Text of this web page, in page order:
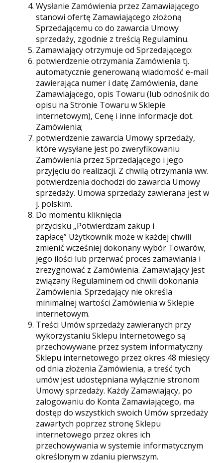
Wysłanie Zamówienia przez Zamawiającego
stanowi ofertę Zamawiającego złożoną
Sprzedającemu co do zawarcia Umowy
sprzedaży, zgodnie z treścią Regulaminu.
Zamawiający otrzymuje od Sprzedającego:
potwierdzenie otrzymania Zamówienia tj.
automatycznie generowaną wiadomość e-mail
zawierająca numer i datę Zamówienia, dane
Zamawiającego, opis Towaru (lub odnośnik do
opisu na Stronie Towaru w Sklepie
internetowym), Cenę i inne informacje dot.
Zamówienia;
potwierdzenie zawarcia Umowy sprzedaży,
które wysyłane jest po zweryfikowaniu
Zamówienia przez Sprzedającego i jego
przyjęciu do realizacji. Z chwilą otrzymania ww.
potwierdzenia dochodzi do zawarcia Umowy
sprzedaży. Umowa sprzedaży zawierana jest w
j. polskim.
Do momentu kliknięcia
przycisku „Potwierdzam zakup i
zapłacę” Użytkownik może w każdej chwili
zmienić wcześniej dokonany wybór Towarów,
jego ilości lub przerwać proces zamawiania i
zrezygnować z Zamówienia. Zamawiający jest
związany Regulaminem od chwili dokonania
Zamówienia. Sprzedający nie określa
minimalnej wartości Zamówienia w Sklepie
internetowym.
Treści Umów sprzedaży zawieranych przy
wykorzystaniu Sklepu internetowego są
przechowywane przez system informatyczny
Sklepu internetowego przez okres 48 miesięcy
od dnia złożenia Zamówienia, a treść tych
umów jest udostępniana wyłącznie stronom
Umowy sprzedaży. Każdy Zamawiający, po
zalogowaniu do Konta Zamawiającego, ma
dostęp do wszystkich swoich Umów sprzedaży
zawartych poprzez stronę Sklepu
internetowego przez okres ich
przechowywania w systemie informatycznym
określonym w zdaniu pierwszym.